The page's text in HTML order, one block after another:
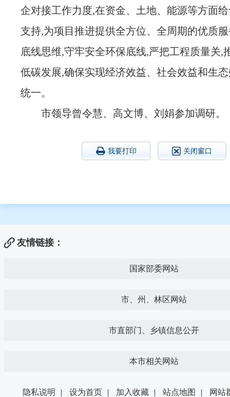
企对接工作力度,在资金、土地、能源等方面
支持,为项目推进提供全方位、全周期的优质
底线思维,守牢安全环保底线,严把工程质量关,
低碳发展,确保实现经济效益、社会效益和生
统一。
市领导曾令慧、高文博、刘娟参加调研。
我要打印 关闭窗口
友情链接：
国家部委网站
市、州、林区网站
市直部门、乡镇信息公开
本市相关网站
隐私说明 | 设为首页 | 加入收藏 | 站点地图 | 网站